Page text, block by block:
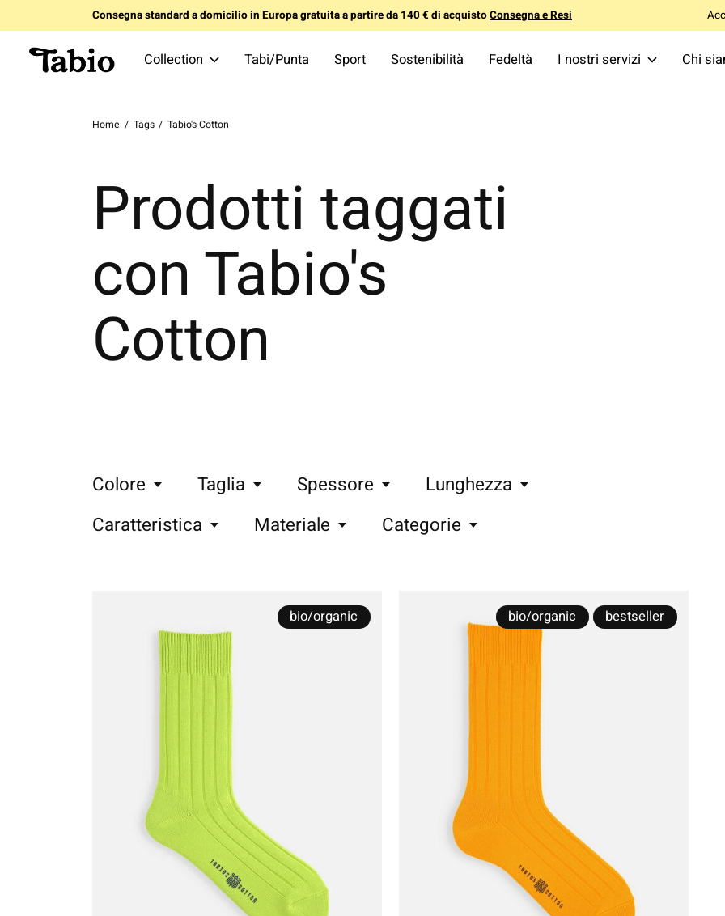
Consegna standard a domicilio in Europa gratuita a partire da 140 € di acquistoConsegna e Resi
Collection Tabi/Punta Sport Sostenibilità Fedeltà I nostri servizi Chi
Home / Tags / Tabio's Cotton
Prodotti taggati
con Tabio's
Cotton
Colore Taglia Spessore
Lunghezza
Caratteristica
Materiale Categorie
bio/organic bio/organic bestseller